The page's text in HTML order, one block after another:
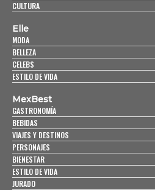
CULTURA
Elle
MODA
BELLEZA
CELEBS
ESTILO DE VIDA
MexBest
GASTRONOMÍA
BEBIDAS
VIAJES Y DESTINOS
PERSONAJES
BIENESTAR
ESTILO DE VIDA
JURADO